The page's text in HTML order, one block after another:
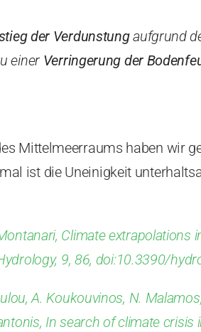
der Verdunstungaufgrund
einer Verringerung der
Mittelmeerraums haben wir
ist die Uneinigkeit
Climate extrapolations
, 9, 86, doi:10.3390/
A. Koukouvinos, N.
In search of climate crisis